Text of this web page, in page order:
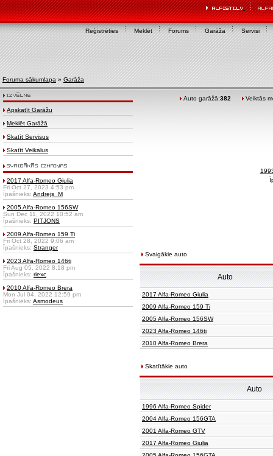
Reģistrēties Meklēt Forums Garāža Servisi
Foruma sākumlapa » Garāža
Apskatīt Garāžu
Meklēt Garāžā
Skatīt Servisus
Skatīt Veikalus
2017 Alfa-Romeo Giulia
Fri Oct 27, 2023 4:53 pm
Īpašnieks: Andrejs_M
2005 Alfa-Romeo 156SW
Sun Dec 11, 2022 10:52 am
Īpašnieks: PITJONS
2009 Alfa-Romeo 159 Ti
Fri Oct 28, 2022 9:06 am
Īpašnieks: Stranger
2023 Alfa-Romeo 146ti
Fri Aug 05, 2022 8:18 pm
Īpašnieks: riexc
2010 Alfa-Romeo Brera
Mon Jul 04, 2022 12:59 pm
Īpašnieks: Asmodeus
Auto garāžā:382 Veiktās
Svaigākie auto
Auto
2017 Alfa-Romeo Giulia
2009 Alfa-Romeo 159 Ti
2005 Alfa-Romeo 156SW
2023 Alfa-Romeo 146ti
2010 Alfa-Romeo Brera
Skatītākie auto
Auto
1996 Alfa-Romeo Spider
2004 Alfa-Romeo 156GTA
2001 Alfa-Romeo GTV
2017 Alfa-Romeo Giulia